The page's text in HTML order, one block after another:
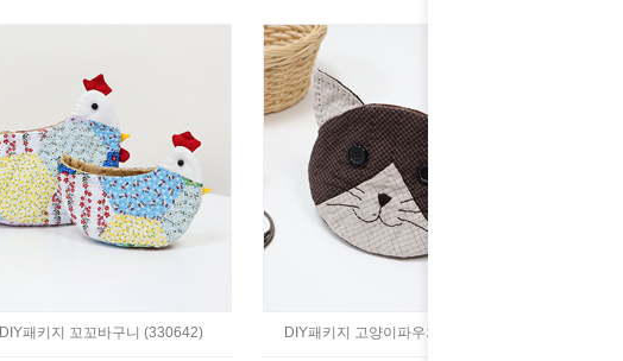
DIY패키지 꼬꼬바구니 (330642) DIY패키지 고양이파우치 (330605)